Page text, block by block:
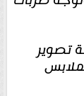
تصوير